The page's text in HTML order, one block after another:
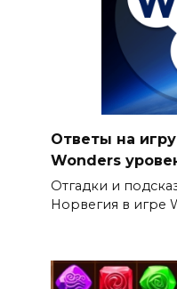
Ответы на
Wonders
Отгадки и
Норвегия в игре